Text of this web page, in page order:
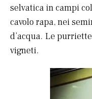
selvatica in campi
cavolo rapa, nei
d’acqua. Le
vigneti.